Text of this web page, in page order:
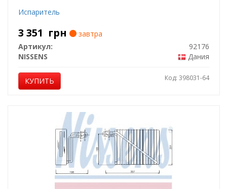
Испаритель
3 351 грн
завтра
Артикул:
92176
NISSENS
Дания
КУПИТЬ Код: 398031-64